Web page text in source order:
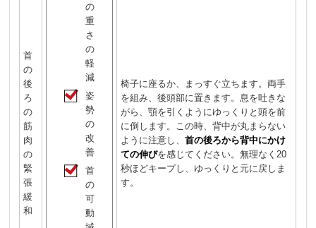
首
の
後
ろ
の
筋
肉
の
緊
張
緩
和
の
重
さ
の
軽
減
姿
勢
の
改
善
首
の
可
動
椅子に座るか、まっすぐ立ちます。両手
を組み、後頭部に置きます。息を吐きな
がら、顎を引くようにゆっくりと頭を前
に倒します。この時、背中が丸まらない
ように注意し、首の後ろから背中にかけ
ての伸びを感じてください。無理なく20
秒ほどキープし、ゆっくりと元に戻しま
す。